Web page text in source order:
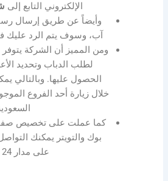
الإلكتروني التابع إلى
وأيضاً عن طريق إرسال
آب، وسوف يتم الرد
ومن المميز أن الشركة يتوفر
لطلب الدباب وتحديد
الحصول عليها. وبالتالي
خلال زيارة أحد الفروع
كما عملت على تخصيص
بوك والتويتر يمكنك
على مدار 24 ساعة.